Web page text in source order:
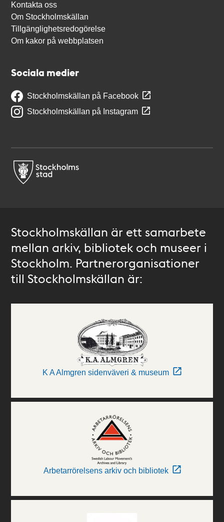
Kontakta oss
Om Stockholmskällan
Tillgänglighetsredogörelse
Om kakor på webbplatsen
Sociala medier
Stockholmskällan på Facebook
Stockholmskällan på Instagram
Stockholmskällan är ett samarbete
mellan arkiv, bibliotek och museer i
Stockholm. Partnerorganisationer
till Stockholmskällan är:
K A Almgren sidenväveri & museum
Arbetarrörelsens arkiv och bibliotek